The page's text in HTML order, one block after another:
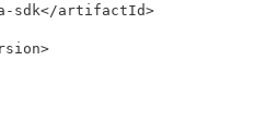
sdk</artifactId>